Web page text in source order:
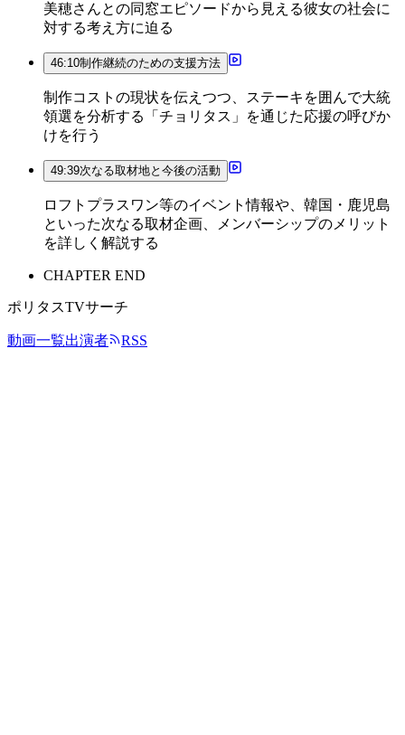
美穂さんとの同窓エピソードから見える彼女の社会に
対する考え方に迫る
46:10制作継続のための支援方法
制作コストの現状を伝えつつ、ステーキを囲んで大統
領選を分析する「チョリタス」を通じた応援の呼びか
けを行う
49:39次なる取材地と今後の活動
ロフトプラスワン等のイベント情報や、韓国・鹿児島
といった次なる取材企画、メンバーシップのメリット
を詳しく解説する
CHAPTER END
ポリタスTVサーチ
動画一覧出演者 RSS